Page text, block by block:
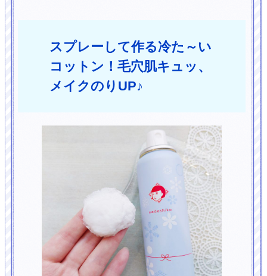
スプレーして作る冷た～い
コットン！毛穴肌キュッ、
メイクのりUP♪